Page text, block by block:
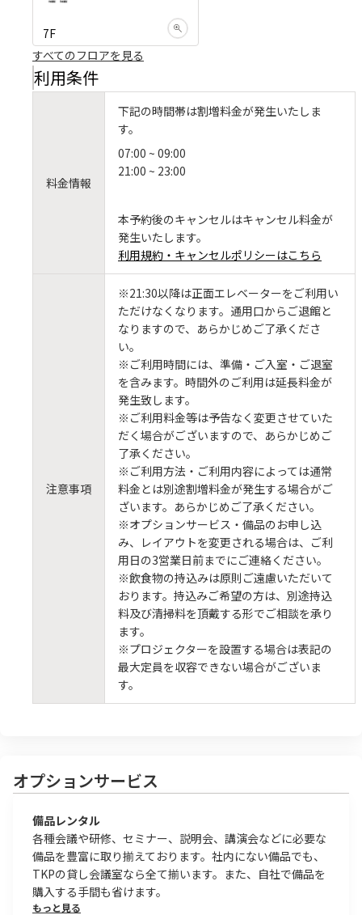
7F
すべてのフロアを見る
利用条件
料金情報
下記の時間帯は割増料金が発生いたしま
す。
07:00 ~ 09:00
21:00 ~ 23:00
本予約後のキャンセルはキャンセル料金が
発生いたします。
利用規約・キャンセルポリシーはこちら
注意事項
※21:30以降は正面エレベーターをご利用い
ただけなくなります。通用口からご退館と
なりますので、あらかじめご了承くださ
い。
※ご利用時間には、準備・ご入室・ご退室
を含みます。時間外のご利用は延長料金が
発生致します。
※ご利用料金等は予告なく変更させていた
だく場合がございますので、あらかじめご
了承ください。
※ご利用方法・ご利用内容によっては通常
料金とは別途割増料金が発生する場合がご
ざいます。あらかじめご了承ください。
※オプションサービス・備品のお申し込
み、レイアウトを変更される場合は、ご利
用日の3営業日前までにご連絡ください。
※飲食物の持込みは原則ご遠慮いただいて
おります。持込みご希望の方は、別途持込
料及び清掃料を頂戴する形でご相談を承り
ます。
※プロジェクターを設置する場合は表記の
最大定員を収容できない場合がございま
す。
オプションサービス
備品レンタル
各種会議や研修、セミナー、説明会、講演会などに必要な
備品を豊富に取り揃えております。社内にない備品でも、
TKPの貸し会議室なら全て揃います。また、自社で備品を
購入する手間も省けます。
もっと見る